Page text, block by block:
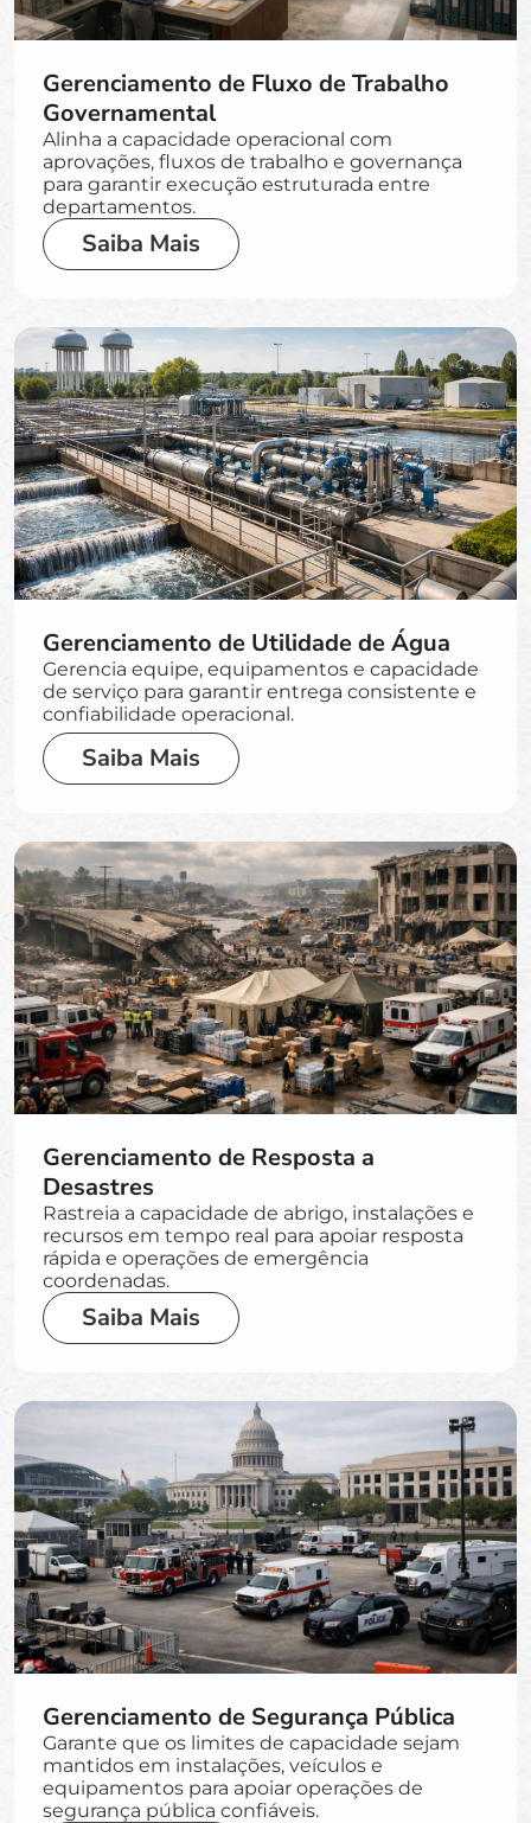
Gerenciamento de Fluxo de Trabalho
Governamental
Alinha a capacidade operacional com
aprovações, fluxos de trabalho e governança
para garantir execução estruturada entre
departamentos.
Saiba Mais
Gerenciamento de Utilidade de Água
Gerencia equipe, equipamentos e capacidade
de serviço para garantir entrega consistente e
confiabilidade operacional.
Saiba Mais
Gerenciamento de Resposta a
Desastres
Rastreia a capacidade de abrigo, instalações e
recursos em tempo real para apoiar resposta
rápida e operações de emergência
coordenadas.
Saiba Mais
Gerenciamento de Segurança Pública
Garante que os limites de capacidade sejam
mantidos em instalações, veículos e
equipamentos para apoiar operações de
segurança pública confiáveis.